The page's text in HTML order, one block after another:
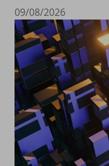
09/08/2026